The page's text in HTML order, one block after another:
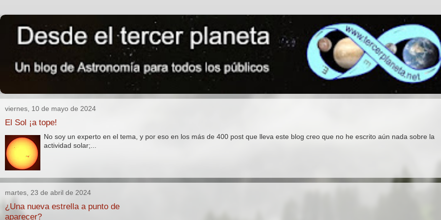
viernes, 10 de mayo de 2024
El Sol ¡a tope!
No soy un experto en el tema, y por eso en los más de 400 post que lleva este blog creo que no he escrito aún nada sobre la
actividad solar;...
martes, 23 de abril de 2024
¿Una nueva estrella a punto de
aparecer?